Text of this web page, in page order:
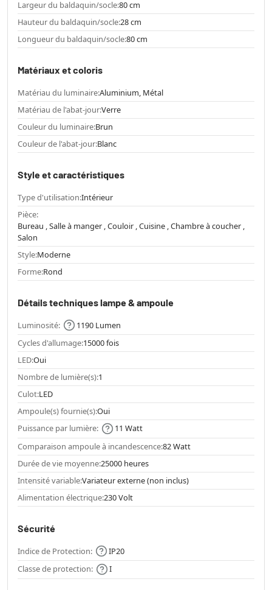
Largeur du baldaquin/socle:80 cm
Hauteur du baldaquin/socle:28 cm
Longueur du baldaquin/socle:80 cm
Matériaux et coloris
Matériau du luminaire:Aluminium, Métal
Matériau de l'abat-jour:Verre
Couleur du luminaire:Brun
Couleur de l'abat-jour:Blanc
Style et caractéristiques
Type d'utilisation:Intérieur
Pièce:
Bureau , Salle à manger , Couloir , Cuisine , Chambre à coucher ,
Salon
Style:Moderne
Forme:Rond
Détails techniques lampe & ampoule
Luminosité:
1190 Lumen
Cycles d'allumage:15000 fois
LED:Oui
Nombre de lumière(s):1
Culot:LED
Ampoule(s) fournie(s):Oui
Puissance par lumière:
11 Watt
Comparaison ampoule à incandescence:82 Watt
Durée de vie moyenne:25000 heures
Intensité variable:Variateur externe (non inclus)
Alimentation électrique:230 Volt
Sécurité
Indice de Protection:
IP20
Classe de protection:
I